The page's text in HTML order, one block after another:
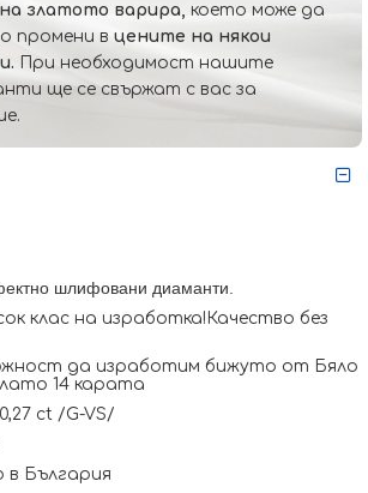
златото варира, което може да
промени в цените на някои
При необходимост нашите
ще се свържат с вас за
шлифовани диаманти.
клас на изработка!Качество без
да изработим бижуто от Бяло
14 карата
ct /G-VS/
в България